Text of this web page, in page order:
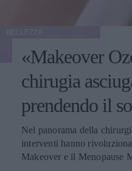
«Makeover
chirugia
prendendo il
Nel panorama della
interventi hanno
Makeover e il Menopause